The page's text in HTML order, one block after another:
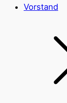
Vorstand